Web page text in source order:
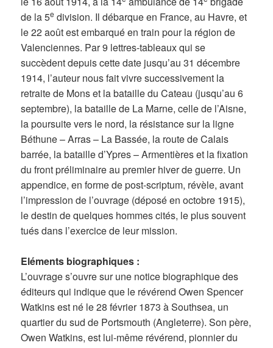
de la 5e division. Il débarque en France, au Havre, et
le 22 août est embarqué en train pour la région de
Valenciennes. Par 9 lettres-tableaux qui se
succèdent depuis cette date jusqu’au 31 décembre
1914, l’auteur nous fait vivre successivement la
retraite de Mons et la bataille du Cateau (jusqu’au 6
septembre), la bataille de La Marne, celle de l’Aisne,
la poursuite vers le nord, la résistance sur la ligne
Béthune – Arras – La Bassée, la route de Calais
barrée, la bataille d’Ypres – Armentières et la fixation
du front préliminaire au premier hiver de guerre. Un
appendice, en forme de post-scriptum, révèle, avant
l’impression de l’ouvrage (déposé en octobre 1915),
le destin de quelques hommes cités, le plus souvent
tués dans l’exercice de leur mission.
Eléments biographiques :
L’ouvrage s’ouvre sur une notice biographique des
éditeurs qui indique que le révérend Owen Spencer
Watkins est né le 28 février 1873 à Southsea, un
quartier du sud de Portsmouth (Angleterre). Son père,
Owen Watkins, est lui-même révérend, pionnier du